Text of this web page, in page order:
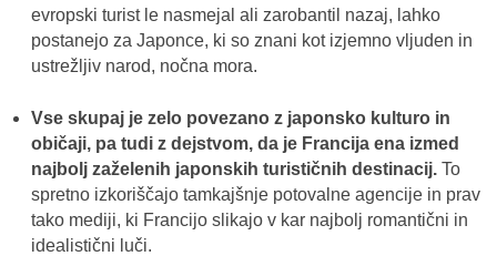
evropski turist le nasmejal ali zarobantil nazaj, lahko
postanejo za Japonce, ki so znani kot izjemno vljuden in
ustrežljiv narod, nočna mora.
Vse skupaj je zelo povezano z japonsko kulturo in
običaji, pa tudi z dejstvom, da je Francija ena izmed
najbolj zaželenih japonskih turističnih destinacij.To
spretno izkoriščajo tamkajšnje potovalne agencije in prav
tako mediji, ki Francijo slikajo v kar najbolj romantični in
idealistični luči.